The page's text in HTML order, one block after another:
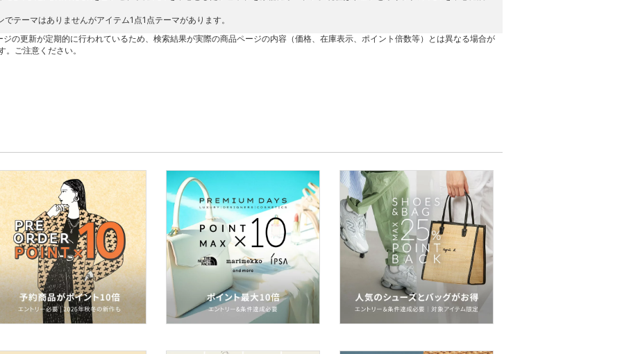
でテーマはありませんがアイテム1点1点テーマがあります。
ジの更新が定期的に行われているため、検索結果が実際の商品ページの内容（価格、在庫表示、ポイント倍数等）とは異なる場合が
。ご注意ください。